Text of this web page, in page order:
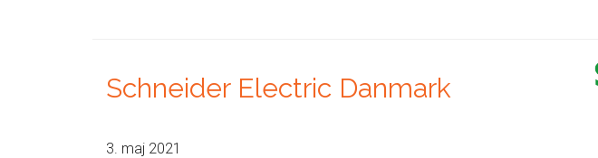
Schneider Electric Danmark
3. maj 2021